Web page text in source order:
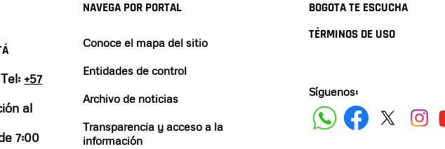
+57
al
7:00
NAVEGA POR PORTAL
Conoce el mapa del sitio
Entidades de control
Archivo de noticias
Transparencia y acceso a la
información
BOGOTA TE ESCUCHA
TÉRMINOS DE USO
Síguenos: